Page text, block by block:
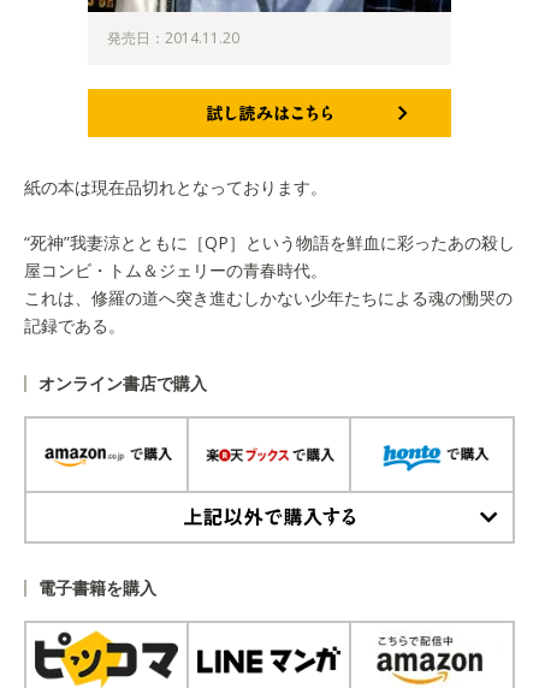
発売日：2014.11.20
紙の本は現在品切れとなっております。
“死神”我妻涼とともに［QP］という物語を鮮血に彩ったあの殺し
屋コンビ・トム＆ジェリーの青春時代。
これは、修羅の道へ突き進むしかない少年たちによる魂の慟哭の
記録である。
オンライン書店で購入
電子書籍を購入